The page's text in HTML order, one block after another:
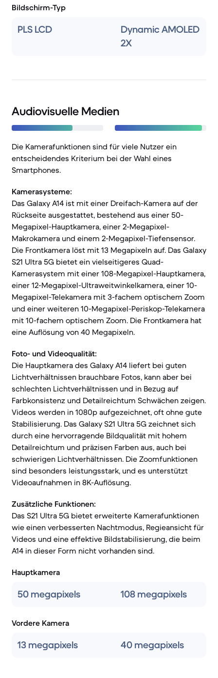
Bildschirm-Typ
PLS LCD
Dynamic AMOLED
2X
Audiovisuelle Medien
Die Kamerafunktionen sind für viele Nutzer ein
entscheidendes Kriterium bei der Wahl eines
Smartphones.
Kamerasysteme:
Das Galaxy A14 ist mit einer Dreifach-Kamera auf der
Rückseite ausgestattet, bestehend aus einer 50-
Megapixel-Hauptkamera, einer 2-Megapixel-
Makrokamera und einem 2-Megapixel-Tiefensensor.
Die Frontkamera löst mit 13 Megapixeln auf. Das Galaxy
S21 Ultra 5G bietet ein vielseitigeres Quad-
Kamerasystem mit einer 108-Megapixel-Hauptkamera,
einer 12-Megapixel-Ultraweitwinkelkamera, einer 10-
Megapixel-Telekamera mit 3-fachem optischem Zoom
und einer weiteren 10-Megapixel-Periskop-Telekamera
mit 10-fachem optischem Zoom. Die Frontkamera hat
eine Auflösung von 40 Megapixeln.
Foto- und Videoqualität:
Die Hauptkamera des Galaxy A14 liefert bei guten
Lichtverhältnissen brauchbare Fotos, kann aber bei
schlechten Lichtverhältnissen und in Bezug auf
Farbkonsistenz und Detailreichtum Schwächen zeigen.
Videos werden in 1080p aufgezeichnet, oft ohne gute
Stabilisierung. Das Galaxy S21 Ultra 5G zeichnet sich
durch eine hervorragende Bildqualität mit hohem
Detailreichtum und präzisen Farben aus, auch bei
schwierigen Lichtverhältnissen. Die Zoomfunktionen
sind besonders leistungsstark, und es unterstützt
Videoaufnahmen in 8K-Auflösung.
Zusätzliche Funktionen:
Das S21 Ultra 5G bietet erweiterte Kamerafunktionen
wie einen verbesserten Nachtmodus, Regieansicht für
Videos und eine effektive Bildstabilisierung, die beim
A14 in dieser Form nicht vorhanden sind.
Hauptkamera
50 megapixels 108 megapixels
Vordere Kamera
13 megapixels 40 megapixels